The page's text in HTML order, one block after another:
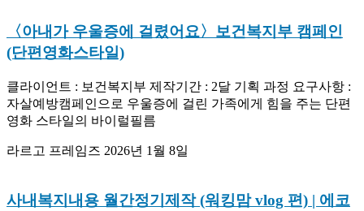
〈아내가 우울증에 걸렸어요〉보건복지부 캠페인
(단편영화스타일)
클라이언트 : 보건복지부 제작기간 : 2달 기획 과정 요구사항 :
자살예방캠페인으로 우울증에 걸린 가족에게 힘을 주는 단편
영화 스타일의 바이럴필름
라르고 프레임즈 2026년 1월 8일
사내복지내용 월간정기제작 (워킹맘 vlog 편) | 에코